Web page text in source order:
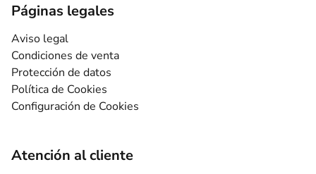
Páginas legales
Aviso legal
Condiciones de venta
Protección de datos
Política de Cookies
Configuración de Cookies
Atención al cliente